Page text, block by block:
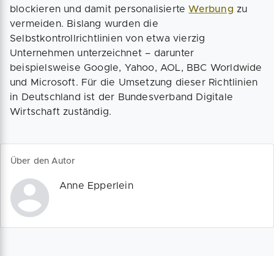
blockieren und damit personalisierteWerbung zu
vermeiden. Bislang wurden die
Selbstkontrollrichtlinien von etwa vierzig
Unternehmen unterzeichnet – darunter
beispielsweise Google, Yahoo, AOL, BBC Worldwide
und Microsoft. Für die Umsetzung dieser Richtlinien
in Deutschland ist der Bundesverband Digitale
Wirtschaft zuständig.
Über den Autor
Anne Epperlein